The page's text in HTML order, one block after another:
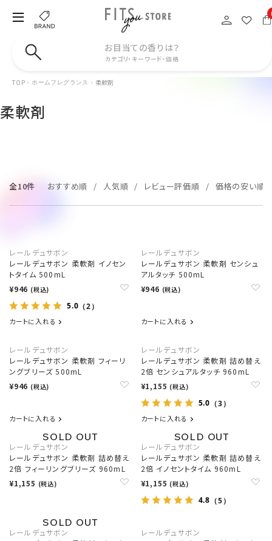
お目当ての香りは？
カテゴリ・キーワード・価格
TOP ホームフレグランス 柔軟剤
柔軟剤
全10件 おすすめ順 人気順 レビュー評価順 価格の安い順
レールデュサボン
レールデュサボン 柔軟剤 イノセン
トタイム 500mL
¥946 (税込)
5.0 （2）
カートに入れる
レールデュサボン
レールデュサボン 柔軟剤 センシュ
アルタッチ 500mL
¥946 (税込)
カートに入れる
レールデュサボン
レールデュサボン 柔軟剤 フィーリ
ングブリーズ 500mL
¥946 (税込)
カートに入れる
レールデュサボン
レールデュサボン 柔軟剤 詰め替え
2倍 センシュアルタッチ 960mL
¥1,155 (税込)
5.0 （3）
カートに入れる
レールデュサボン
レールデュサボン 柔軟剤 詰め替え
2倍 フィーリングブリーズ 960mL
¥1,155 (税込)
レールデュサボン
レールデュサボン 柔軟剤 詰め替え
2倍 イノセントタイム 960mL
¥1,155 (税込)
4.8 （5）
レールデュサボン
レールデュサボン